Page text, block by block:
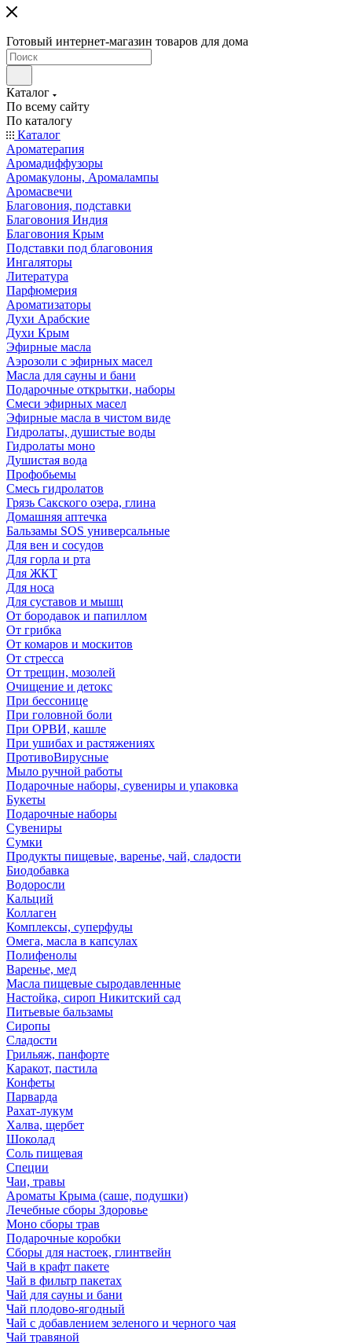
Готовый интернет-магазин товаров для дома
Каталог
По всему сайту
По каталогу
Каталог
Ароматерапия
Аромадиффузоры
Аромакулоны, Аромалампы
Аромасвечи
Благовония, подставки
Благовония Индия
Благовония Крым
Подставки под благовония
Ингаляторы
Литература
Парфюмерия
Ароматизаторы
Духи Арабские
Духи Крым
Эфирные масла
Аэрозоли с эфирных масел
Масла для сауны и бани
Подарочные открытки, наборы
Смеси эфирных масел
Эфирные масла в чистом виде
Гидролаты, душистые воды
Гидролаты моно
Душистая вода
Профобьемы
Смесь гидролатов
Грязь Сакского озера, глина
Домашняя аптечка
Бальзамы SOS универсальные
Для вен и сосудов
Для горла и рта
Для ЖКТ
Для носа
Для суставов и мышц
От бородавок и папиллом
От грибка
От комаров и москитов
От стресса
От трещин, мозолей
Очищение и детокс
При бессонице
При головной боли
При ОРВИ, кашле
При ушибах и растяжениях
ПротивоВирусные
Мыло ручной работы
Подарочные наборы, сувениры и упаковка
Букеты
Подарочные наборы
Сувениры
Сумки
Продукты пищевые, варенье, чай, сладости
Биодобавка
Водоросли
Кальций
Коллаген
Комплексы, суперфуды
Омега, масла в капсулах
Полифенолы
Варенье, мед
Масла пищевые сыродавленные
Настойка, сироп Никитский сад
Питьевые бальзамы
Сиропы
Сладости
Грильяж, панфорте
Каракот, пастила
Конфеты
Парварда
Рахат-лукум
Халва, щербет
Шоколад
Соль пищевая
Специи
Чаи, травы
Ароматы Крыма (саше, подушки)
Лечебные сборы Здоровье
Моно сборы трав
Подарочные коробки
Сборы для настоек, глинтвейн
Чай в крафт пакете
Чай в фильтр пакетах
Чай для сауны и бани
Чай плодово-ягодный
Чай с добавлением зеленого и черного чая
Чай травяной